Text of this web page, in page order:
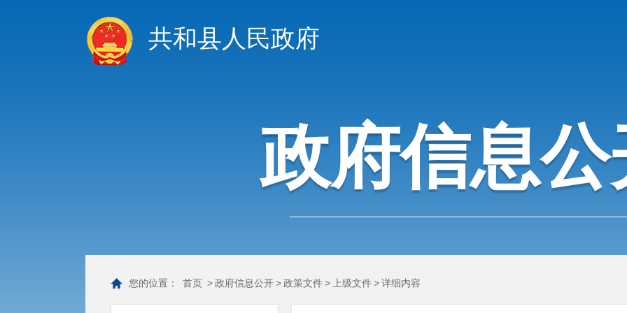
共和县人民政府
政府信息公
您的位置： 首页 >政府信息公开>政策文件> 上级文件>详细内容